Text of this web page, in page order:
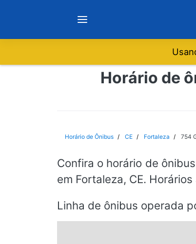
Notícias
São Paulo
Espírito Santo
Horário de
Horário de Ônibus CE Fortaleza 754
Confira o horário de
em Fortaleza, CE.
Linha de ônibus operada